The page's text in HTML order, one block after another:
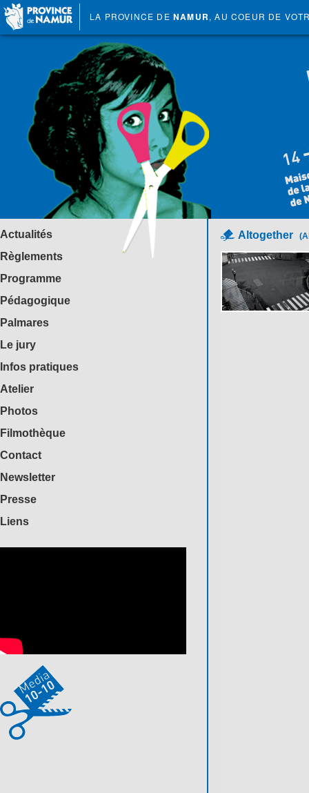
LA PROVINCE DE NAMUR, AU COEUR DE
Actualités
Règlements
Programme
Pédagogique
Palmares
Le jury
Infos pratiques
Atelier
Photos
Filmothèque
Contact
Newsletter
Presse
Liens
Altogether